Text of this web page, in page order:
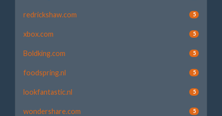
redrickshaw.com 5
xbox.com 5
Boldking.com 5
foodspring.nl 5
lookfantastic.nl 5
wondershare.com 5